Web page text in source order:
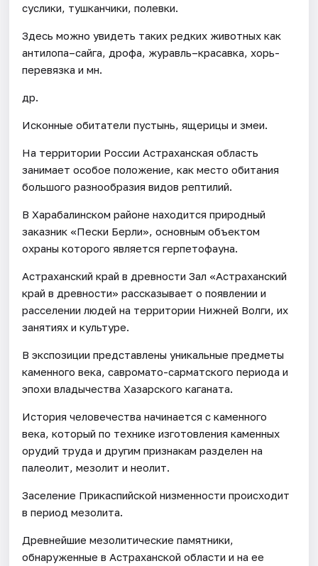
суслики, тушканчики, полевки.
Здесь можно увидеть таких редких животных как
антилопа–сайга, дрофа, журавль–красавка, хорь-
перевязка и мн.
др.
Исконные обитатели пустынь, ящерицы и змеи.
На территории России Астраханская область
занимает особое положение, как место обитания
большого разнообразия видов рептилий.
В Харабалинском районе находится природный
заказник «Пески Берли», основным объектом
охраны которого является герпетофауна.
Астраханский край в древности Зал «Астраханский
край в древности» рассказывает о появлении и
расселении людей на территории Нижней Волги, их
занятиях и культуре.
В экспозиции представлены уникальные предметы
каменного века, савромато-сарматского периода и
эпохи владычества Хазарского каганата.
История человечества начинается с каменного
века, который по технике изготовления каменных
орудий труда и другим признакам разделен на
палеолит, мезолит и неолит.
Заселение Прикаспийской низменности происходит
в период мезолита.
Древнейшие мезолитические памятники,
обнаруженные в Астраханской области и на ее